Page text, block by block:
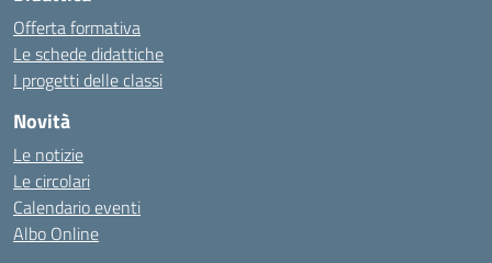
Offerta formativa
Le schede didattiche
I progetti delle classi
Novità
Le notizie
Le circolari
Calendario eventi
Albo Online